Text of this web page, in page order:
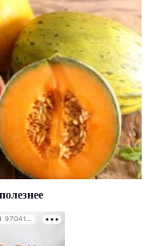
РЕКЛАМА • ООО «ДРУЖБА» ИНН 9704146411